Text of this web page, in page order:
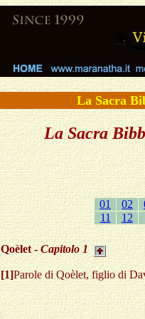
La Sacra
La Sacra
01
02
11
12
Qoèlet - Capitolo 1
[1]Parole di Qoèlet, figlio di